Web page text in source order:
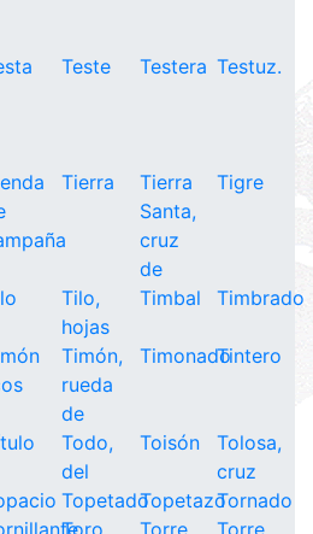
Teste Testera Testuz.
Tierra
Tierra
Santa,
cruz
de
Tigre
Tilo,
hojas
Timbal Timbrado
Timón,
rueda
de
TimonadoTintero
Todo,
del
Toisón
Tolosa,
cruz
TopetadoTopetazoTornado
Toro Torre
Torre